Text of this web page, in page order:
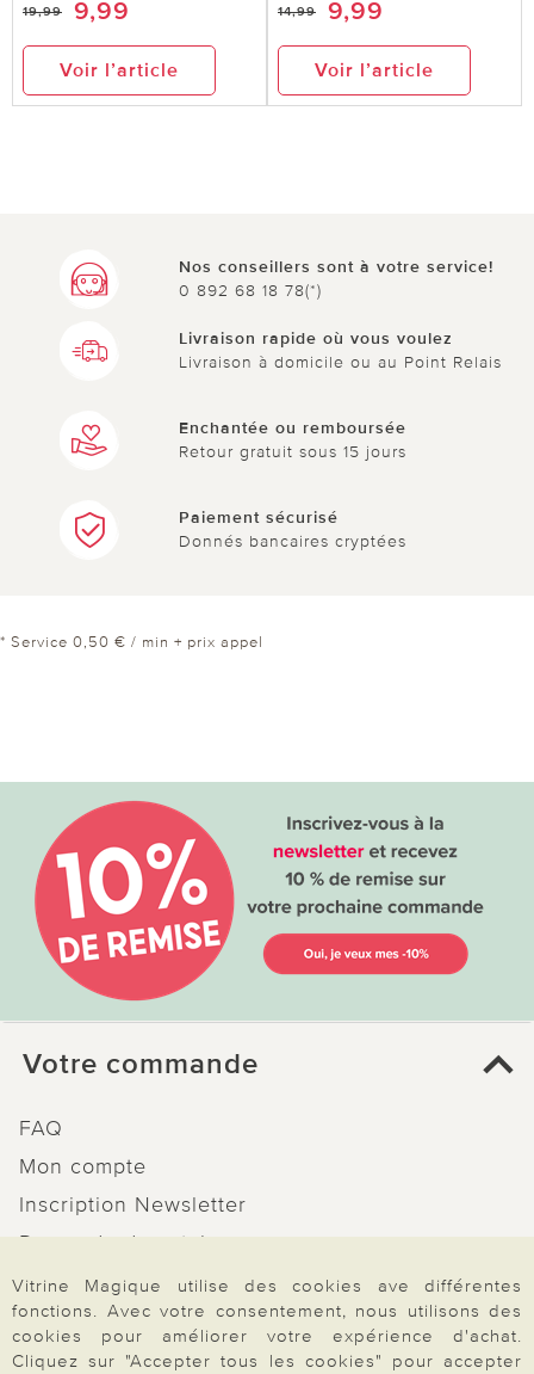
19,99 9,99
Voir l’article
14,99 9,99
Voir l’article
Nos conseillers sont à votre service!
0 892 68 18 78(*)
Livraison rapide où vous voulez
Livraison à domicile ou au Point Relais
Enchantée ou remboursée
Retour gratuit sous 15 jours
Paiement sécurisé
Donnés bancaires cryptées
* Service 0,50 € / min + prix appel
Votre commande
FAQ
Mon compte
Inscription Newsletter
Demande de catalogue
Données personnelles
Droit de rétractation
Rétractation
Vitrine Magique utilise des cookies ave différentes
fonctions. Avec votre consentement, nous utilisons des
cookies pour améliorer votre expérience d'achat.
Cliquez sur "Accepter tous les cookies" pour accepter